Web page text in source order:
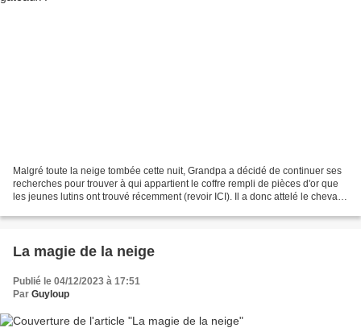
Malgré toute la neige tombée cette nuit, Grandpa a décidé de continuer ses
recherches pour trouver à qui appartient le coffre rempli de pièces d'or que
les jeunes lutins ont trouvé récemment (revoir ICI). Il a donc attelé le cheval
La magie de la neige
Publié le 04/12/2023 à 17:51
Par Guyloup